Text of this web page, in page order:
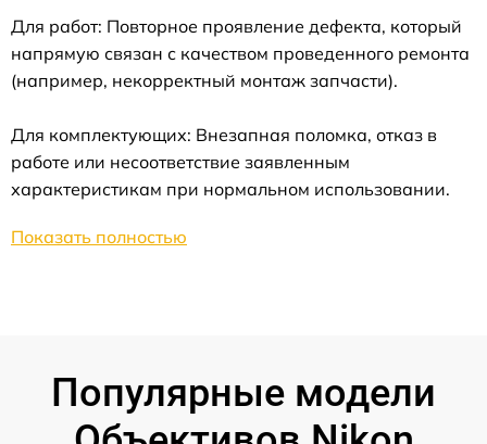
Для работ: Повторное проявление дефекта, который
напрямую связан с качеством проведенного ремонта
(например, некорректный монтаж запчасти).
Для комплектующих: Внезапная поломка, отказ в
работе или несоответствие заявленным
характеристикам при нормальном использовании.
Показать полностью
Популярные модели